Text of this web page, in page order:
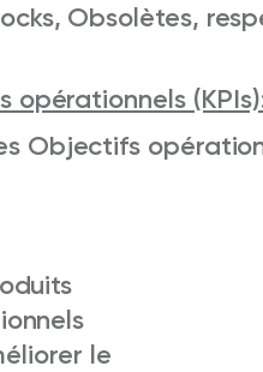
Obsolètes,
Objectifs
le